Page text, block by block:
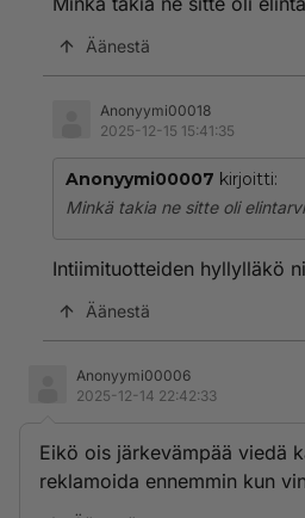
Äänestä
Anonyymi00018
2025-12-15 15:41:35
Anonyymi00007 kirjoitti:
Minkä takia ne sitte oli
Intiimituotteiden hyllylläkö
Äänestä
Anonyymi00006
2025-12-14 22:42:33
Eikö ois järkevämpää viedä
reklamoida ennemmin kun